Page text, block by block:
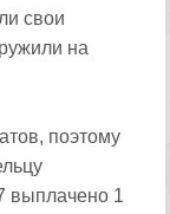
свои
на
поэтому
выплачено 1